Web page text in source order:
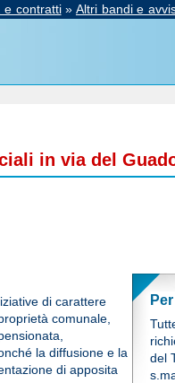
e contratti» Altri bandi e
in via del
del
di carattere
comunale,
la diffusione e la
di apposita